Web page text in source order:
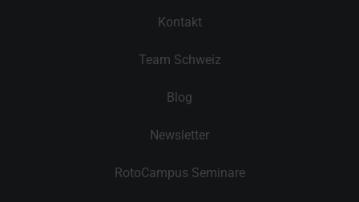
Kontakt
Team Schweiz
Blog
Newsletter
RotoCampus Seminare